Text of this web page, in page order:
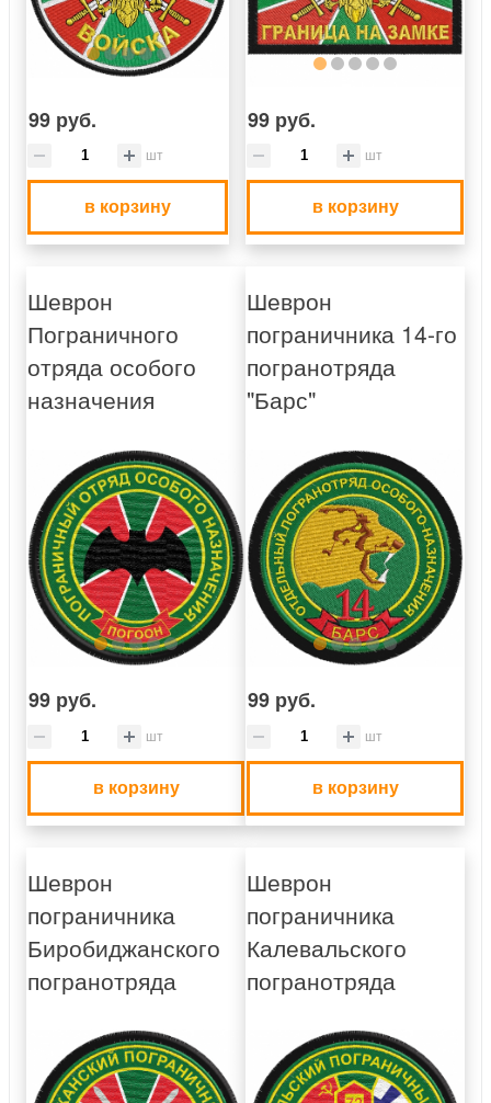
99 руб.
шт
в корзину
99 руб.
шт
в корзину
Шеврон
Пограничного
отряда особого
назначения
99 руб.
шт
в корзину
Шеврон
пограничника 14-го
погранотряда
"Барс"
99 руб.
шт
в корзину
Шеврон
пограничника
Биробиджанского
погранотряда
Шеврон
пограничника
Калевальского
погранотряда